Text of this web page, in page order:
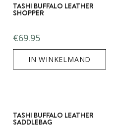
TASHI BUFFALO LEATHER
SHOPPER
€69.95
IN WINKELMAND
TASHI BUFFALO LEATHER
SADDLEBAG